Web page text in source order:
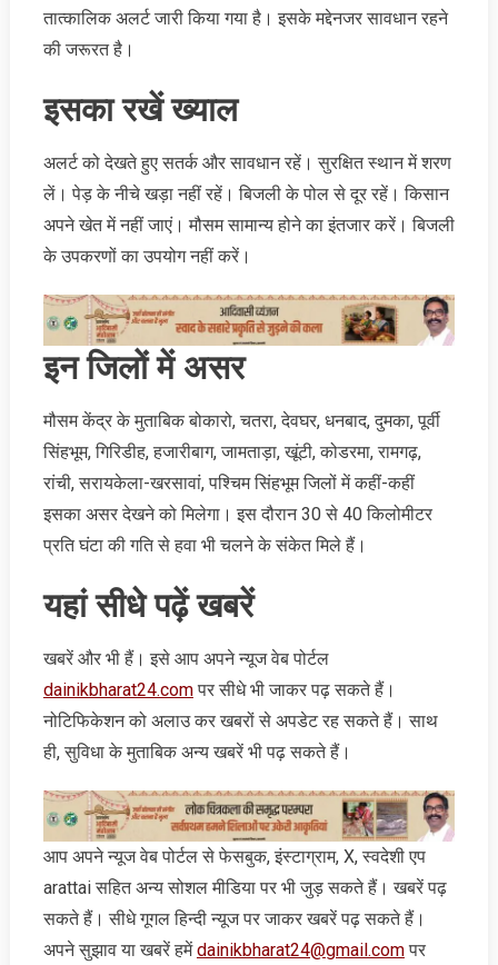
तात्‍कालिक अलर्ट जारी किया गया है। इसके मद्देनजर सावधान रहने
की जरूरत है।
इसका रखें ख्‍याल
अलर्ट को देखते हुए सतर्क और सावधान रहें। सु‍रक्षित स्‍थान में शरण
लें। पेड़ के नीचे खड़ा नहीं रहें। बिजली के पोल से दूर रहें। किसान
अपने खेत में नहीं जाएं। मौसम सामान्‍य होने का इंतजार करें। बिजली
के उपकरणों का उपयोग नहीं करें।
इन जिलों में असर
मौसम केंद्र के मुताबिक बोकारो, चतरा, देवघर, धनबाद, दुमका, पूर्वी
सिंहभूम, गिरिडीह, हजारीबाग, जामताड़ा, खूंटी, कोडरमा, रामगढ़,
रांची, सरायकेला-खरसावां, पश्चिम सिंहभूम जिलों में कहीं-कहीं
इसका असर देखने को मिलेगा। इस दौरान 30 से 40 किलोमीटर
प्रति घंटा की गति से हवा भी चलने के संकेत मिले हैं।
यहां सीधे पढ़ें खबरें
खबरें और भी हैं। इसे आप अपने न्‍यूज वेब पोर्टल
dainikbharat24.comपर सीधे भी जाकर पढ़ सकते हैं।
नोटिफिकेशन को अलाउ कर खबरों से अपडेट रह सकते हैं। साथ
ही, सुविधा के मुताबिक अन्‍य खबरें भी पढ़ सकते हैं।
आप अपने न्‍यूज वेब पोर्टल से फेसबुक, इंस्‍टाग्राम, X, स्‍वदेशी एप
arattai सहित अन्‍य सोशल मीडिया पर भी जुड़ सकते हैं। खबरें पढ़
सकते हैं। सीधे गूगल हिन्‍दी न्‍यूज पर जाकर खबरें पढ़ सकते हैं।
अपने सुझाव या खबरें हमेंdainikbharat24@gmail.comपर